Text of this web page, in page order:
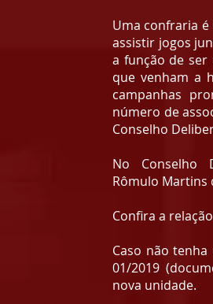
Uma confraria
assistir jogos
a função de ser
que venham a
campanhas
número de
Conselho
No Conselho
Rômulo Martins
Confira a
Caso não
01/2019
nova unidade.